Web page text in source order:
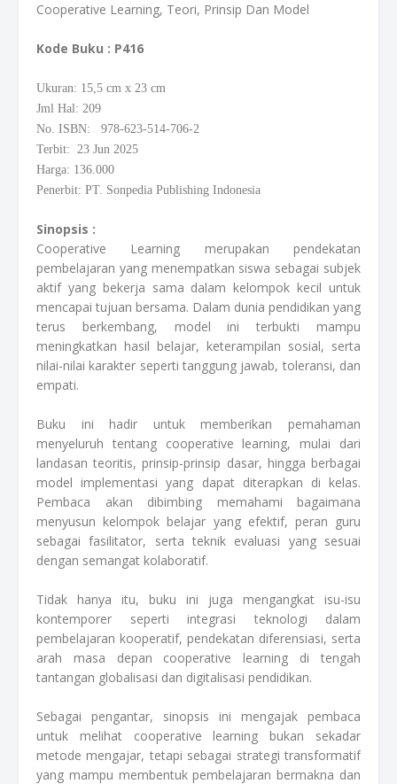
Cooperative Learning, Teori, Prinsip Dan Model
Kode Buku : P416
Ukuran: 15,5 cm x 23 cm
Jml Hal: 209
No. ISBN: 978-623-514-706-2
Terbit: 23 Jun 2025
Harga: 136.000
Penerbit: PT. Sonpedia Publishing Indonesia
Sinopsis :
Cooperative Learning merupakan pendekatan
pembelajaran yang menempatkan siswa sebagai subjek
aktif yang bekerja sama dalam kelompok kecil untuk
mencapai tujuan bersama. Dalam dunia pendidikan yang
terus berkembang, model ini terbukti mampu
meningkatkan hasil belajar, keterampilan sosial, serta
nilai-nilai karakter seperti tanggung jawab, toleransi, dan
empati.
Buku ini hadir untuk memberikan pemahaman
menyeluruh tentang cooperative learning, mulai dari
landasan teoritis, prinsip-prinsip dasar, hingga berbagai
model implementasi yang dapat diterapkan di kelas.
Pembaca akan dibimbing memahami bagaimana
menyusun kelompok belajar yang efektif, peran guru
sebagai fasilitator, serta teknik evaluasi yang sesuai
dengan semangat kolaboratif.
Tidak hanya itu, buku ini juga mengangkat isu-isu
kontemporer seperti integrasi teknologi dalam
pembelajaran kooperatif, pendekatan diferensiasi, serta
arah masa depan cooperative learning di tengah
tantangan globalisasi dan digitalisasi pendidikan.
Sebagai pengantar, sinopsis ini mengajak pembaca
untuk melihat cooperative learning bukan sekadar
metode mengajar, tetapi sebagai strategi transformatif
yang mampu membentuk pembelajaran bermakna dan